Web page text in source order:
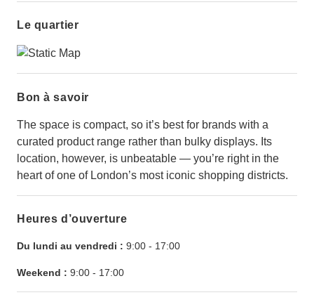
Le quartier
Bon à savoir
The space is compact, so it’s best for brands with a
curated product range rather than bulky displays. Its
location, however, is unbeatable — you’re right in the
heart of one of London’s most iconic shopping districts.
Heures d’ouverture
Du lundi au vendredi : 9:00 - 17:00
Weekend : 9:00 - 17:00